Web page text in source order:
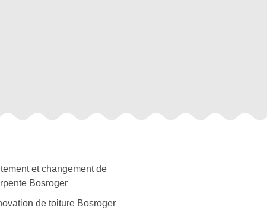
et changement de
Bosroger
de toiture Bosroger